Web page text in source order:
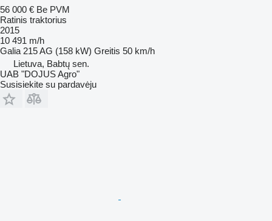
56 000 € Be PVM
Ratinis traktorius
2015
10 491 m/h
Galia 215 AG (158 kW) Greitis 50 km/h
Lietuva, Babtų sen.
UAB "DOJUS Agro"
Susisiekite su pardavėju